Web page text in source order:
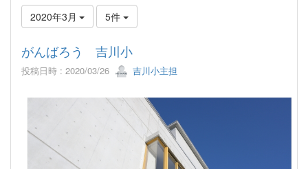
2020年3月 5件
がんばろう 吉川小
投稿日時 : 2020/03/26 吉川小主担